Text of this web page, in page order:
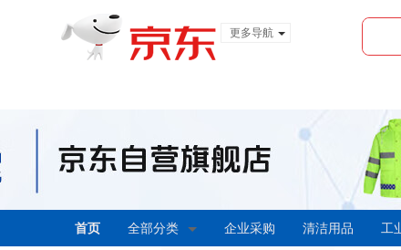
更多导航
首页 全部分类 企业采购 清洁用品 工